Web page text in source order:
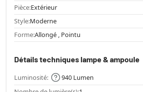
Pièce:Extérieur
Style:Moderne
Forme:Allongé , Pointu
Détails techniques lampe & ampoule
Luminosité:
940 Lumen